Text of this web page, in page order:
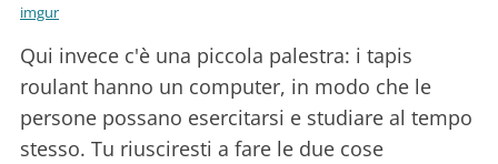
imgur
Qui invece c'è una piccola palestra: i tapis
roulant hanno un computer, in modo che le
persone possano esercitarsi e studiare al tempo
stesso. Tu riusciresti a fare le due cose